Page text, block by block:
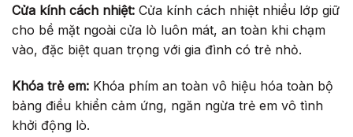
Cửa kính cách nhiệt: Cửa kính cách nhiệt nhiều lớp giữ
cho bề mặt ngoài cửa lò luôn mát, an toàn khi chạm
vào, đặc biệt quan trọng với gia đình có trẻ nhỏ.
Khóa trẻ em: Khóa phím an toàn vô hiệu hóa toàn bộ
bảng điều khiển cảm ứng, ngăn ngừa trẻ em vô tình
khởi động lò.